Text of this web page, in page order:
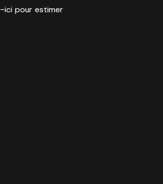
ici pour estimer